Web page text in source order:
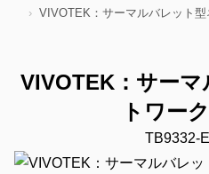
VIVOTEK：サーマルバレット
VIVOTEK：サー
トワー
TB9332-